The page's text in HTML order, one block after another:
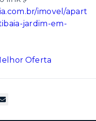
imovel/apart
jardim-em-
Oferta